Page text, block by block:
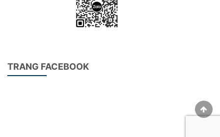
TRANG FACEBOOK